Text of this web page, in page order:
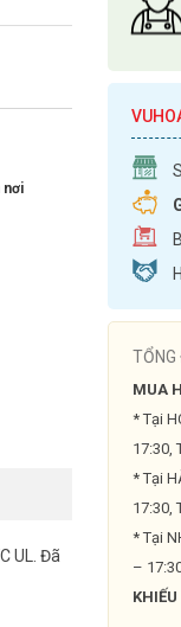
nơi
UL. Đã
TỔNG
MUA
* Tại
17:30,
* Tại
17:30,
* Tại
–